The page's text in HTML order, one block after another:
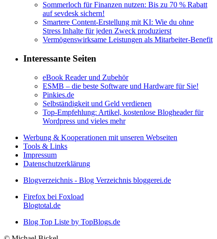
Sommerloch für Finanzen nutzen: Bis zu 70 % Rabatt
auf sevdesk sichern!
Smartere Content-Erstellung mit KI: Wie du ohne
Stress Inhalte für jeden Zweck produzierst
Vermögenswirksame Leistungen als Mitarbeiter-Benefit
Interessante Seiten
eBook Reader und Zubehör
ESMB – die beste Software und Hardware für Sie!
Pinkies.de
Selbständigkeit und Geld verdienen
Top-Empfehlung: Artikel, kostenlose Blogheader für
Wordpress und vieles mehr
Werbung & Kooperationen mit unseren Webseiten
Tools & Links
Impressum
Datenschutzerklärung
Blogverzeichnis - Blog Verzeichnis bloggerei.de
Firefox bei Foxload
Blogtotal.de
Blog Top Liste by TopBlogs.de